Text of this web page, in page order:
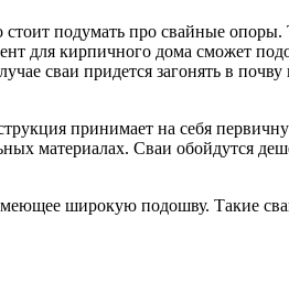
стоит подумать про свайные опоры.
для кирпичного дома сможет
сваи придется загонять в
принимает на себя
материалах. Сваи обойдутся
широкую подошву. Такие